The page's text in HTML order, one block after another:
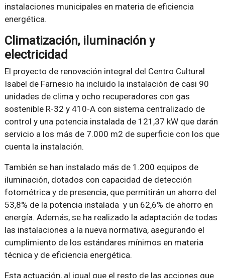
instalaciones municipales en materia de eficiencia
energética.
Climatización, iluminación y
electricidad
El proyecto de renovación integral del Centro Cultural
Isabel de Farnesio ha incluido la instalación de casi 90
unidades de clima y ocho recuperadores con gas
sostenible R-32 y 410-A con sistema centralizado de
control y una potencia instalada de 121,37 kW que darán
servicio a los más de 7.000 m2 de superficie con los que
cuenta la instalación.
También se han instalado más de 1.200 equipos de
iluminación, dotados con capacidad de detección
fotométrica y de presencia, que permitirán un ahorro del
53,8% de la potencia instalada y un 62,6% de ahorro en
energía. Además, se ha realizado la adaptación de todas
las instalaciones a la nueva normativa, asegurando el
cumplimiento de los estándares mínimos en materia
técnica y de eficiencia energética.
Esta actuación, al igual que el resto de las acciones que